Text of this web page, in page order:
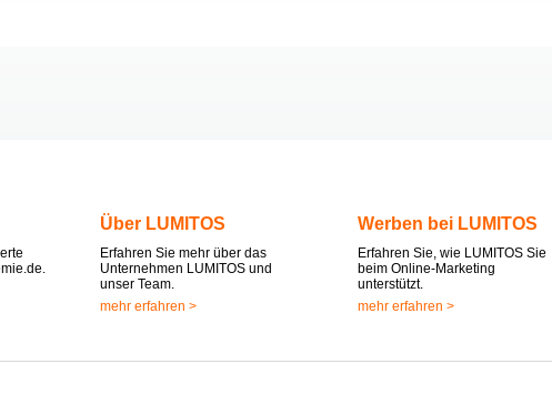
Über LUMITOS
Erfahren Sie mehr über das
Unternehmen LUMITOS und
unser Team.
mehr erfahren >
Werben bei LUMITOS
Erfahren Sie, wie LUMITOS Sie
beim Online-Marketing
unterstützt.
mehr erfahren >